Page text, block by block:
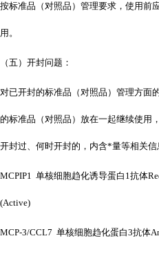
按标准品（对照品）管理要求，使用前
用。
（五）开封问题：
对已开封的标准品（对照品）管理方面
的标准品（对照品）放在一起继续使用
开封过、何时开封的，内含*量等相关信
MCPIP1 单核细胞趋化诱导蛋白1抗体
(Active)
MCP-3/CCL7 单核细胞趋化蛋白3抗体